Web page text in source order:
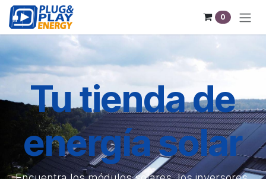
Pular para o conteúdo
0
Tu tienda de
energía solar